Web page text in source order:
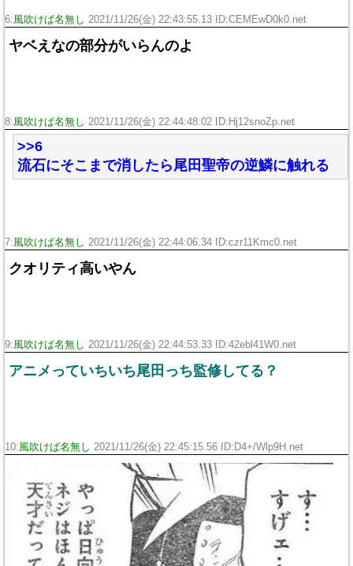
6:風吹けば名無し 2021/11/26(金) 22:43:55.13 ID:CEMEwD0k0.net
ヤベえなの部分がいらんのよ
8:風吹けば名無し 2021/11/26(金) 22:44:48.02 ID:Hj12snoZp.net
>>6
流石にそこまで消したら尾田聖帝の逆鱗に触れる
7:風吹けば名無し 2021/11/26(金) 22:44:06.34 ID:czr11Kmc0.net
クオリティ高いやん
9:風吹けば名無し 2021/11/26(金) 22:44:53.33 ID:42ebl41W0.net
アニメっていちいち尾田っち監修してる？
10:風吹けば名無し 2021/11/26(金) 22:45:15.56 ID:D4+/Wlp9H.net